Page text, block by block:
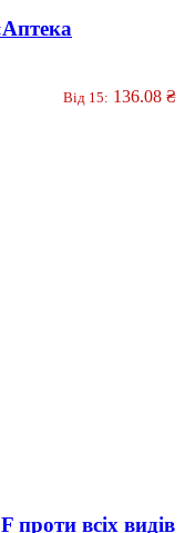
Від 15: 136.08 ₴
проти всіх видів